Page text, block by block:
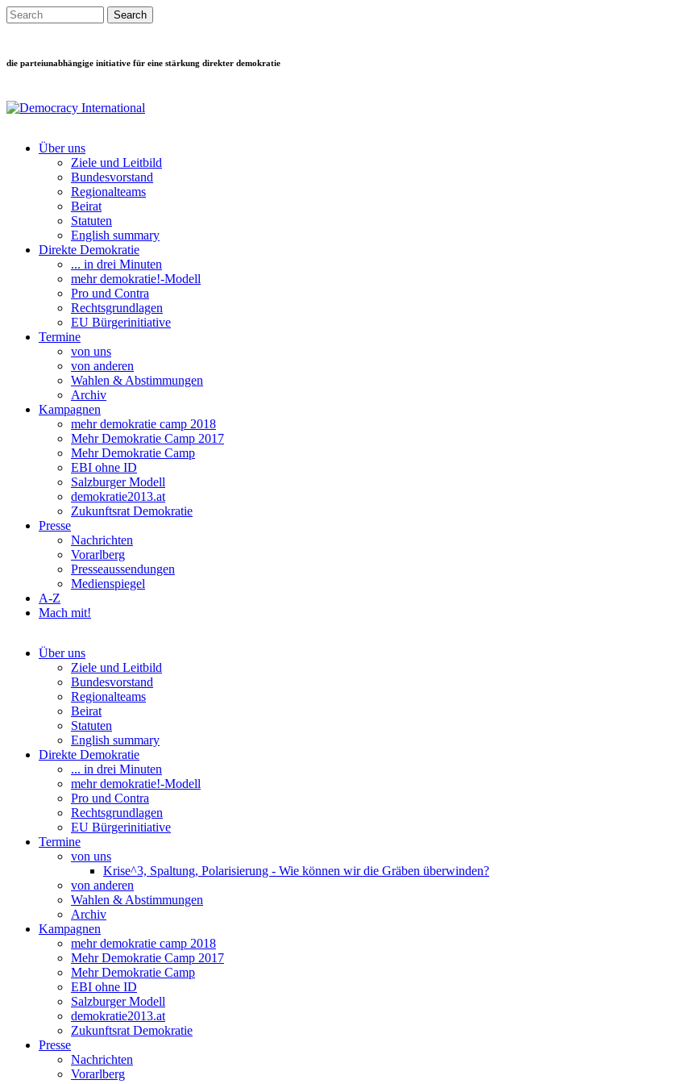
Direkt zum Inhalt
Search this site
die parteiunabhängige initiative für eine stärkung direkter demokratie
Main menu
Über uns
Ziele und Leitbild
Bundesvorstand
Regionalteams
Beirat
Statuten
English summary
Direkte Demokratie
... in drei Minuten
mehr demokratie!-Modell
Pro und Contra
Rechtsgrundlagen
EU Bürgerinitiative
Termine
von uns
von anderen
Wahlen & Abstimmungen
Archiv
Kampagnen
mehr demokratie camp 2018
Mehr Demokratie Camp 2017
Mehr Demokratie Camp
EBI ohne ID
Salzburger Modell
demokratie2013.at
Zukunftsrat Demokratie
Presse
Nachrichten
Vorarlberg
Presseaussendungen
Medienspiegel
A-Z
Mach mit!
Über uns
Ziele und Leitbild
Bundesvorstand
Regionalteams
Beirat
Statuten
English summary
Direkte Demokratie
... in drei Minuten
mehr demokratie!-Modell
Pro und Contra
Rechtsgrundlagen
EU Bürgerinitiative
Termine
von uns
Krise^3, Spaltung, Polarisierung - Wie können wir die Gräben überwinden?
von anderen
Wahlen & Abstimmungen
Archiv
Kampagnen
mehr demokratie camp 2018
Mehr Demokratie Camp 2017
Mehr Demokratie Camp
EBI ohne ID
Salzburger Modell
demokratie2013.at
Zukunftsrat Demokratie
Presse
Nachrichten
Vorarlberg